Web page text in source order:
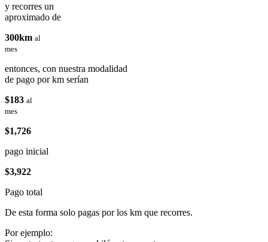
y recorres un
aproximado de
300km al
mes
entonces, con nuestra modalidad
de pago por km serían
$183 al
mes
$1,726
pago inicial
$3,922
Pago total
De esta forma solo pagas por los km que recorres.
Por ejemplo: